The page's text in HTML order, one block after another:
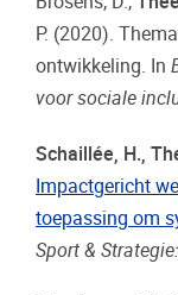
P. (2020).
ontwikkeling. In
voor sociale
Schaillée, H.,
Impactgericht
toepassing om
Sport &